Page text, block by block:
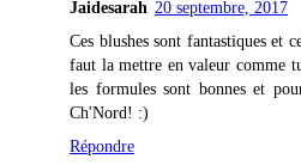
Jaidesarah 20 septembre, 2017
Ces blushes sont fantastiques et
faut la mettre en valeur comme
les formules sont bonnes et
Ch'Nord! :)
Répondre